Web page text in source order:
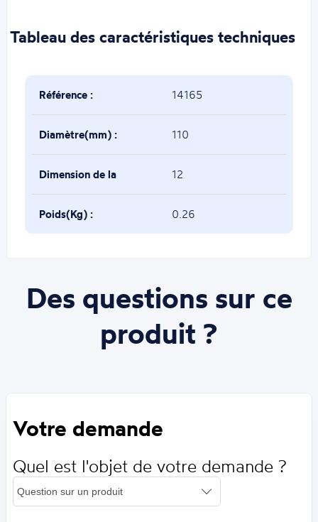
Tableau des caractéristiques techniques
Référence : 14165
Diamètre(mm) : 110
Dimension de la
base(mm) :
12
Poids(Kg) : 0.26
Des questions sur ce
produit ?
Votre demande
Quel est l'objet de votre demande ?